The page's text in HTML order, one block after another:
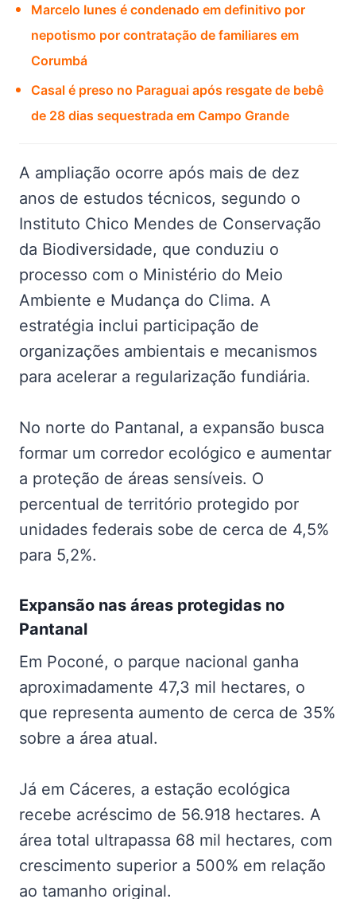
Marcelo Iunes é condenado em definitivo por
nepotismo por contratação de familiares em
Corumbá
Casal é preso no Paraguai após resgate de bebê
de 28 dias sequestrada em Campo Grande
A ampliação ocorre após mais de dez
anos de estudos técnicos, segundo o
Instituto Chico Mendes de Conservação
da Biodiversidade, que conduziu o
processo com o Ministério do Meio
Ambiente e Mudança do Clima. A
estratégia inclui participação de
organizações ambientais e mecanismos
para acelerar a regularização fundiária.
No norte do Pantanal, a expansão busca
formar um corredor ecológico e aumentar
a proteção de áreas sensíveis. O
percentual de território protegido por
unidades federais sobe de cerca de 4,5%
para 5,2%.
Expansão nas áreas protegidas no
Pantanal
Em Poconé, o parque nacional ganha
aproximadamente 47,3 mil hectares, o
que representa aumento de cerca de 35%
sobre a área atual.
Já em Cáceres, a estação ecológica
recebe acréscimo de 56.918 hectares. A
área total ultrapassa 68 mil hectares, com
crescimento superior a 500% em relação
ao tamanho original.